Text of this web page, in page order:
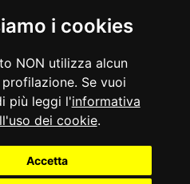
i cookies
NON utilizza alcun
Se vuoi
più leggi l'informativa
dei cookie.
Accetta
|glossario
policy
|feedback